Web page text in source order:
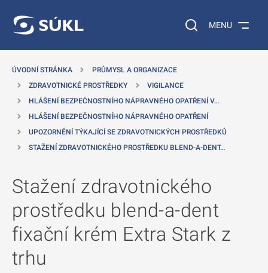
Vyhledávání na
MENU
ÚVODNÍ STRÁNKA
PRŮMYSL A ORGANIZACE
ZDRAVOTNICKÉ PROSTŘEDKY
VIGILANCE
HLÁŠENÍ BEZPEČNOSTNÍHO NÁPRAVNÉHO OPATŘENÍ V…
HLÁŠENÍ BEZPEČNOSTNÍHO NÁPRAVNÉHO OPATŘENÍ
UPOZORNĚNÍ TÝKAJÍCÍ SE ZDRAVOTNICKÝCH PROSTŘEDKŮ
STAŽENÍ ZDRAVOTNICKÉHO PROSTŘEDKU BLEND-A-DENT…
Stažení zdravotnického
prostředku blend-a-dent
fixační krém Extra Stark z
trhu